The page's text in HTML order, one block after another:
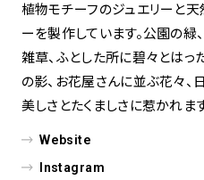
植物モチーフのジュエリーと
ーを製作しています。公園の緑
雑草、ふとした所に碧々とはっ
の影、お花屋さんに並ぶ花々
美しさとたくましさに惹かれます
Website
Instagram